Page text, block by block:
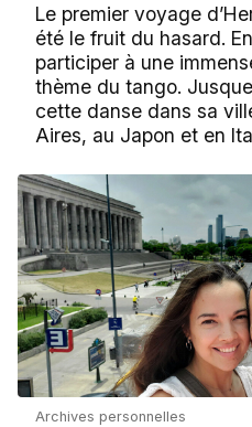
Le premier voyage
été le fruit du hasard.
participer à une
thème du tango.
cette danse dans sa
Aires, au Japon et en
Archives personnelles